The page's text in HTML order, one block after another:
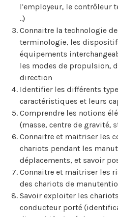
l'employeur, le contrôleur
..)
Connaitre la technologie
terminologie, les
équipements
les modes de propulsion,
direction
Identifier les différents
caractéristiques et leurs
Comprendre les notions
(masse, centre de gravité,
Connaitre et maitriser les
chariots pendant les
déplacements, et savoir
Connaitre et maitriser les
des chariots de
Savoir exploiter les
conducteur porté